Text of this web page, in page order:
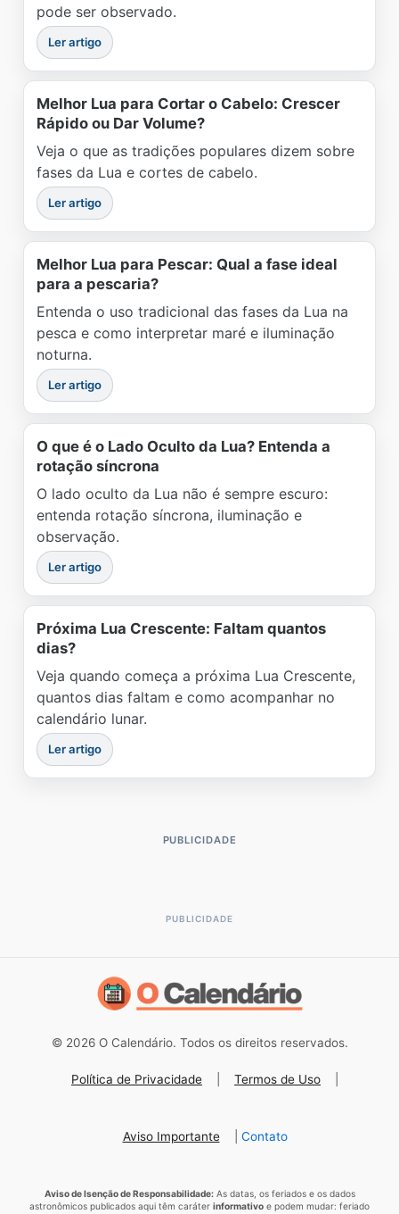
pode ser observado.
Ler artigo
Melhor Lua para Cortar o Cabelo: Crescer
Rápido ou Dar Volume?
Veja o que as tradições populares dizem sobre
fases da Lua e cortes de cabelo.
Ler artigo
Melhor Lua para Pescar: Qual a fase ideal
para a pescaria?
Entenda o uso tradicional das fases da Lua na
pesca e como interpretar maré e iluminação
noturna.
Ler artigo
O que é o Lado Oculto da Lua? Entenda a
rotação síncrona
O lado oculto da Lua não é sempre escuro:
entenda rotação síncrona, iluminação e
observação.
Ler artigo
Próxima Lua Crescente: Faltam quantos
dias?
Veja quando começa a próxima Lua Crescente,
quantos dias faltam e como acompanhar no
calendário lunar.
Ler artigo
PUBLICIDADE
© 2026 O Calendário. Todos os direitos reservados.
Política de Privacidade Termos de Uso
Aviso Importante Contato
Aviso de Isenção de Responsabilidade:As datas, os feriados e os dados
astronômicos publicados aqui têm caráter informativo e podem mudar: feriado